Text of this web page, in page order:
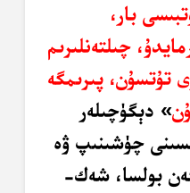
بار،
چىلتەنلىرىم
تۇتسۇن، پىرىمگە
» دېگۈچىلەر
چۈشىنىپ ۋە
بولسا، شەك-